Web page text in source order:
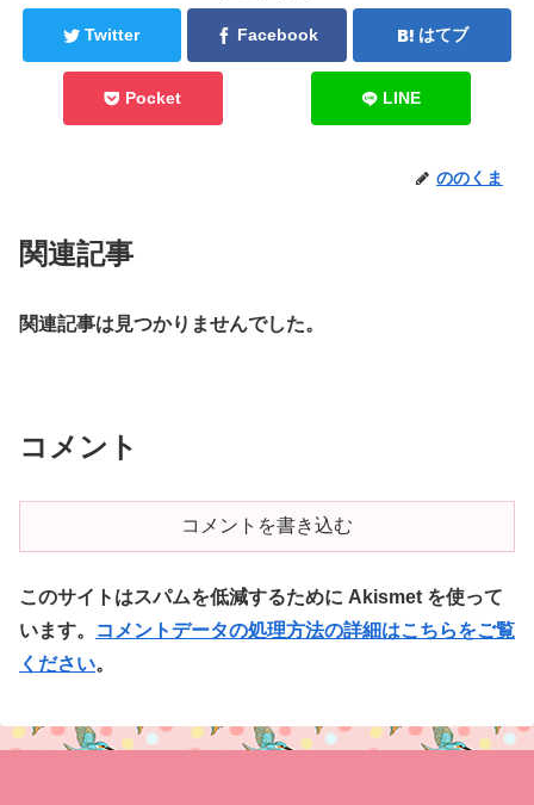
Twitter Facebook はてブ
Pocket LINE
ののくま
関連記事
関連記事は見つかりませんでした。
コメント
コメントを書き込む
このサイトはスパムを低減するために Akismet を使って
います。
コメントデータの処理方法の詳細はこちらをご覧
ください。